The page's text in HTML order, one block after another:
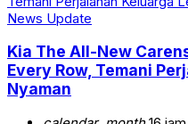
News Update
Kia The All-New
Every Row, Temani
Nyaman